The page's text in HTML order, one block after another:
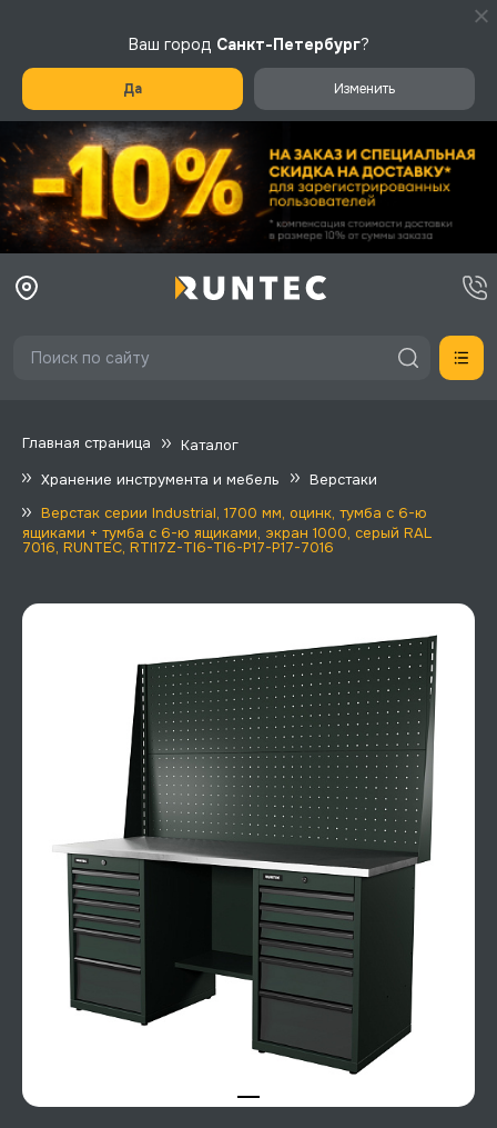
Ваш город Санкт-Петербург?
Да Изменить
Главная страница
Каталог
Хранение инструмента и мебель
Верстаки
Верстак серии Industrial, 1700 мм, оцинк, тумба с 6-ю
ящиками + тумба с 6-ю ящиками, экран 1000, серый RAL
7016, RUNTEC, RTI17Z-TI6-TI6-P17-P17-7016